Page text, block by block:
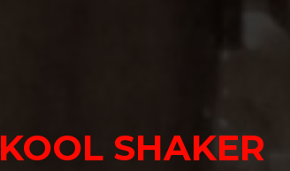
KOOL SHAKER